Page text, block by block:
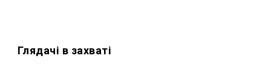
Глядачі в захваті